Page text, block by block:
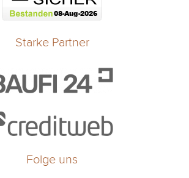
Starke Partner
Folge uns